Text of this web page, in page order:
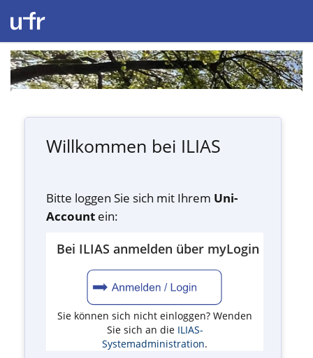
Willkommen bei ILIAS
Bitte loggen Sie sich mit Ihrem Uni-
Account ein:
Bei ILIAS anmelden über myLogin
Sie können sich nicht einloggen? Wenden
Sie sich an die ILIAS-
Systemadministration.